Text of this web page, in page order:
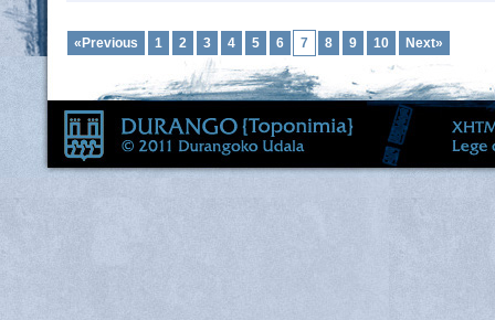
«Previous 1 2 3 4 5 6 7 8 9 10 Next»